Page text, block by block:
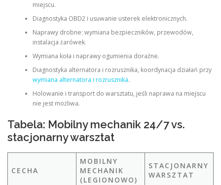
miejscu.
Diagnostyka OBD2 i usuwanie usterek elektronicznych.
Naprawy drobne: wymiana bezpieczników, przewodów,
instalacja żarówek.
Wymiana koła i naprawy ogumienia doraźne.
Diagnostyka alternatora i rozrusznika, koordynacja działań przy
wymiana alternatora i rozrusznika.
Holowanie i transport do warsztatu, jeśli naprawa na miejscu
nie jest możliwa.
Tabela: Mobilny mechanik 24/7 vs.
stacjonarny warsztat
CECHA
MOBILNY
MECHANIK
(LEGIONOWO)
STACJONARNY
WARSZTAT